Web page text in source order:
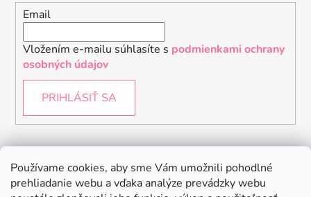
Používame cookies, aby sme Vám umožnili pohodlné
prehliadanie webu a vďaka analýze prevádzky webu
Email
Vložením e-mailu súhlasíte s podmienkami ochrany
osobných údajov
PRIHLÁSIŤ SA
Instagram